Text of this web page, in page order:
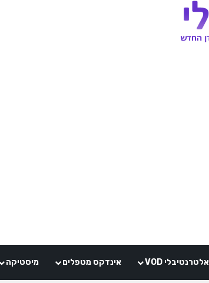
אלטרנטיבלי VOD אינדקס מטפלים מיסטיקה